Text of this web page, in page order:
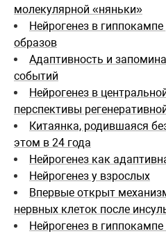
молекулярной «няньки»
Нейрогенез в
образов
Адаптивность и
событий
Нейрогенез в
перспективы
Китаянка, родившаяся
этом в 24 года
Нейрогенез как
Нейрогенез у взрослых
Впервые открыт
нервных клеток после
Нейрогенез в